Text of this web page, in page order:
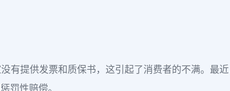
有提供发票和质保书，这引起了消费者的不满。最
罚性赔偿。